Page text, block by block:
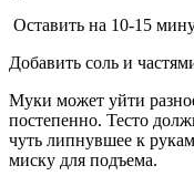
Оставить на 10-15
Добавить соль и
Муки может уйти
постепенно. Тесто
чуть липнувшее к
миску для подъема.